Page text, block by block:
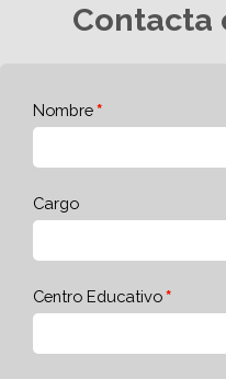
Contacta
Nombre
Cargo
Centro Educativo